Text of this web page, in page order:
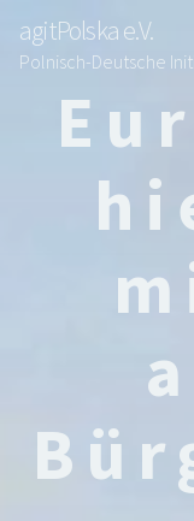
agitPolska e.V.
Polnisch-Deutsche